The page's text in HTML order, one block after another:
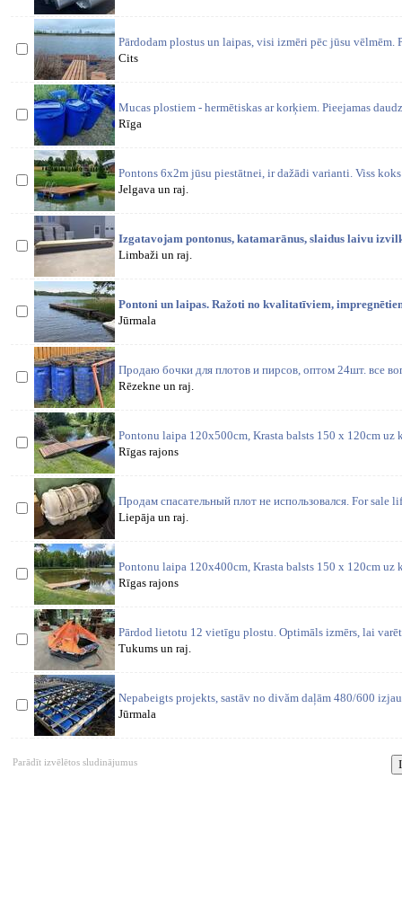
Pārdodam plostus un laipas, visi izmēri pēc jūsu vēlmēm.
Cits
Mucas plostiem - hermētiskas ar korķiem. Pieejamas
Rīga
Pontons 6x2m jūsu piestātnei, ir dažādi varianti. Viss
Jelgava un raj.
Izgatavojam pontonus, katamarānus, slaidus laivu
Limbaži un raj.
Pontoni un laipas. Ražoti no kvalitatīviem,
Jūrmala
Продаю бочки для плотов и пирсов, оптом 24шт. все
Rēzekne un raj.
Pontonu laipa 120x500cm, Krasta balsts 150 x 120cm
Rīgas rajons
Продам спасательный плот не использовался. For sale
Liepāja un raj.
Pontonu laipa 120x400cm, Krasta balsts 150 x 120cm
Rīgas rajons
Pārdod lietotu 12 vietīgu plostu. Optimāls izmērs, lai
Tukums un raj.
Nepabeigts projekts, sastāv no divăm daļām 480/600
Jūrmala
Parādīt izvēlētos sludinājumus